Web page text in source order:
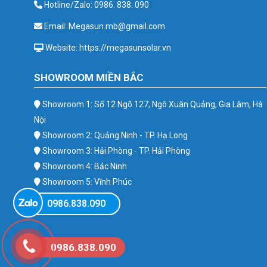
Hotline/Zalo: 0986. 838. 090
Email: Megasun.mb@gmail.com
Website: https://megasunsolar.vn
SHOWROOM MIỀN BẮC
Showroom 1: Số 12 Ngõ 127, Ngô Xuân Quảng, Gia Lâm, Hà
Nội
Showroom 2: Quảng Ninh - TP. Hạ Long
Showroom 3: Hải Phòng - TP. Hải Phòng
Showroom 4: Bắc Ninh
Showroom 5: Vĩnh Phúc
Showroom 6: Ba Vì
0986.838.090
0986.838.090